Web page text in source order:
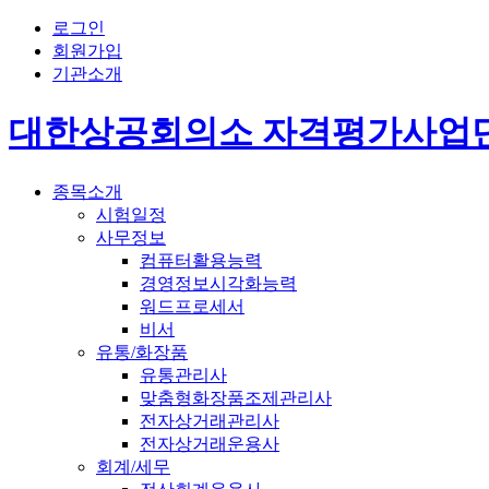
로그인
회원가입
기관소개
대한상공회의소 자격평가사업
종목소개
시험일정
사무정보
컴퓨터활용능력
경영정보시각화능력
워드프로세서
비서
유통/화장품
유통관리사
맞춤형화장품조제관리사
전자상거래관리사
전자상거래운용사
회계/세무